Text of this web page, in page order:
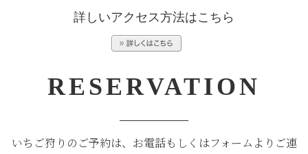
詳しいアクセス方法はこちら
RESERVATION
いちご狩りのご予約は、お電話もしくはフォームよりご連